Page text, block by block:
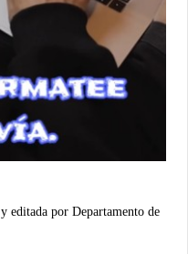
editada por Departamento de